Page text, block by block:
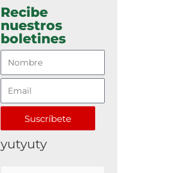
Recibe
nuestros
boletines
Suscríbete
yutyuty